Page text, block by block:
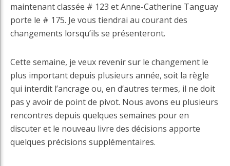
maintenant classée # 123 et Anne-Catherine Tanguay
porte le # 175. Je vous tiendrai au courant des
changements lorsqu’ils se présenteront.
Cette semaine, je veux revenir sur le changement le
plus important depuis plusieurs année, soit la règle
qui interdit l’ancrage ou, en d’autres termes, il ne doit
pas y avoir de point de pivot. Nous avons eu plusieurs
rencontres depuis quelques semaines pour en
discuter et le nouveau livre des décisions apporte
quelques précisions supplémentaires.